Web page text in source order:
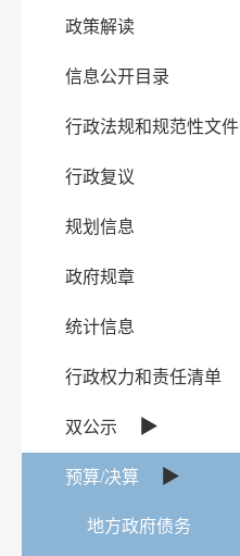
政策解读
信息公开目录
行政法规和规范性文件
行政复议
规划信息
政府规章
统计信息
行政权力和责任清单
双公示 ▶
预算/决算 ▶
地方政府债务